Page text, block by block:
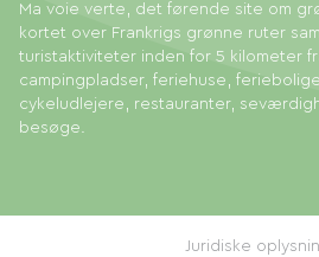
Ma voie verte, det førende site om
kortet over Frankrigs grønne ruter
turistaktiviteter inden for 5 kilometer
campingpladser, feriehuse,
cykeludlejere, restauranter,
besøge.
Juridiske